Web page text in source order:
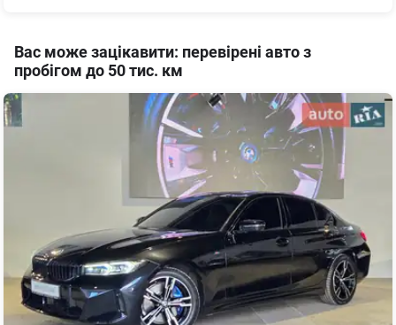
Вас може зацікавити: перевірені авто з
пробігом до 50 тис. км